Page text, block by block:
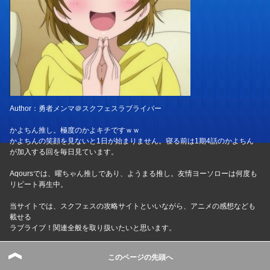
Author：勇者メンマ＠スクフェスラブライバー
かよちん推し。極度のかよキチですｗｗ
かよちんの笑顔を見ないと1日が始まりません。寝る前は1期4話のかよちん
が加入する回を毎日見ています。
Aqoursでは、曜ちゃん推しであり、ようまる推し。友情ヨーソローは何度も
リピート再生中。
当サイトでは、スクフェスの攻略サイトといいながら、アニメの感想なども
載せる
ラブライブ！関連全般を取り扱いたいと思います。
基本的にSR2枚取りを使命として奮闘中このページの先頭へ